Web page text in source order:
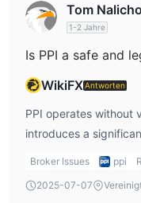
Tom
1-2 Jahre
Is PPI a safe and
WikiFXAntworten
PPI operates without
introduces a
regulation means
resolution
Broker Issues ppi
2025-07-07